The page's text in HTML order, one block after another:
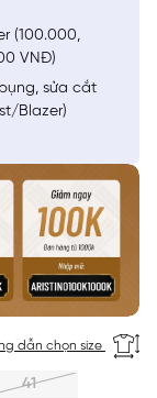
dẫn chọn size
41
(100.000,
VNĐ)
sửa cắt
Blazer)